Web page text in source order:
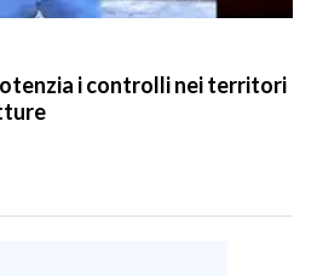
i controlli nei territori